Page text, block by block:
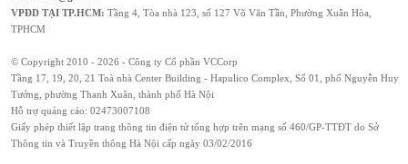
VPĐD TẠI TP.HCM: Tầng 4, Tòa nhà 123, số 127 Võ Văn Tần, Phường Xuân Hòa,
TPHCM
© Copyright 2010 - 2026 - Công ty Cổ phần VCCorp
Tầng 17, 19, 20, 21 Toà nhà Center Building - Hapulico Complex, Số 01, phố Nguyễn Huy
Tưởng, phường Thanh Xuân, thành phố Hà Nội
Hỗ trợ quảng cáo: 02473007108
Giấy phép thiết lập trang thông tin điện tử tổng hợp trên mạng số 460/GP-TTĐT do Sở
Thông tin và Truyền thông Hà Nội cấp ngày 03/02/2016